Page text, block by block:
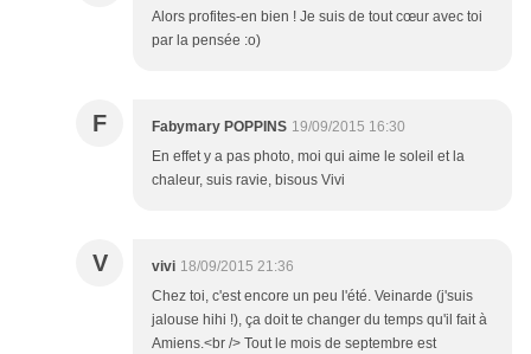
Alors profites-en bien ! Je suis de tout cœur avec toi
par la pensée :o)
F Fabymary POPPINS 19/09/2015 16:30
En effet y a pas photo, moi qui aime le soleil et la
chaleur, suis ravie, bisous Vivi
V vivi 18/09/2015 21:36
Chez toi, c'est encore un peu l'été. Veinarde (j'suis
jalouse hihi !), ça doit te changer du temps qu'il fait à
Amiens.<br /> Tout le mois de septembre est